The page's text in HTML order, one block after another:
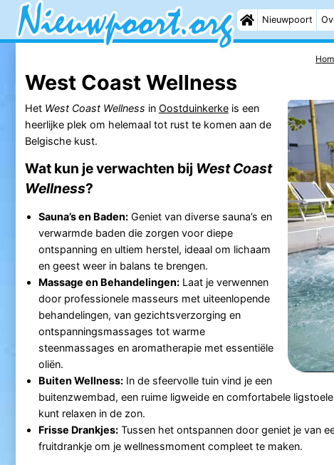
Nieuwpoort
West Coast Wellness
Het West Coast Wellness in Oostduinkerkeis een
heerlijke plek om helemaal tot rust te komen aan de
Belgische kust.
Wat kun je verwachten bij West Coast
Wellness?
Sauna’s en Baden:Geniet van diverse sauna’s en
verwarmde baden die zorgen voor diepe
ontspanning en ultiem herstel, ideaal om lichaam
en geest weer in balans te brengen.
Massage en Behandelingen:Laat je verwennen
door professionele masseurs met uiteenlopende
behandelingen, van gezichtsverzorging en
ontspanningsmassages tot warme
steenmassages en aromatherapie met essentiële
oliën.
Buiten Wellness:In de sfeervolle tuin vind je een
buitenzwembad, een ruime ligweide en comfortabele
kunt relaxen in de zon.
Frisse Drankjes:Tussen het ontspannen door geniet je van
fruitdrankje om je wellnessmoment compleet te maken.